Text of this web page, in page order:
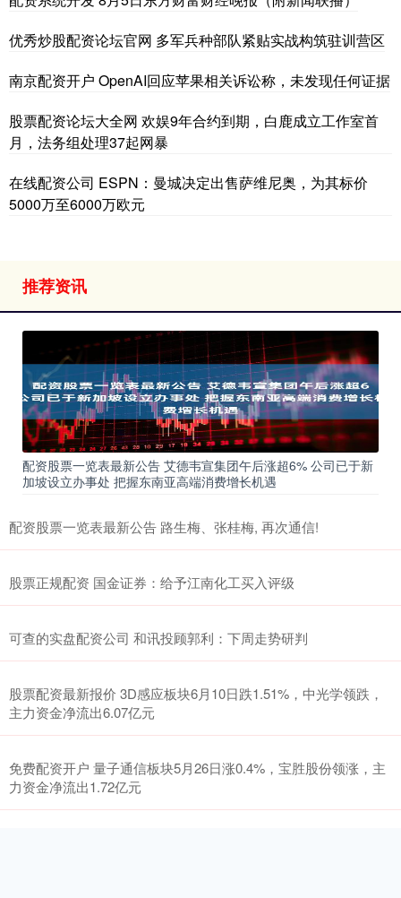
优秀炒股配资论坛官网 多军兵种部队紧贴实战构筑驻训营区
南京配资开户 OpenAI回应苹果相关诉讼称，未发现任何证据
股票配资论坛大全网 欢娱9年合约到期，白鹿成立工作室首
月，法务组处理37起网暴
在线配资公司 ESPN：曼城决定出售萨维尼奥，为其标价
5000万至6000万欧元
推荐资讯
配资股票一览表最新公告 艾德韦宣集团午后涨超6% 公司已于新
加坡设立办事处 把握东南亚高端消费增长机遇
配资股票一览表最新公告 路生梅、张桂梅, 再次通信!
股票正规配资 国金证券：给予江南化工买入评级
可查的实盘配资公司 和讯投顾郭利：下周走势研判
股票配资最新报价 3D感应板块6月10日跌1.51%，中光学领跌，
主力资金净流出6.07亿元
免费配资开户 量子通信板块5月26日涨0.4%，宝胜股份领涨，主
力资金净流出1.72亿元